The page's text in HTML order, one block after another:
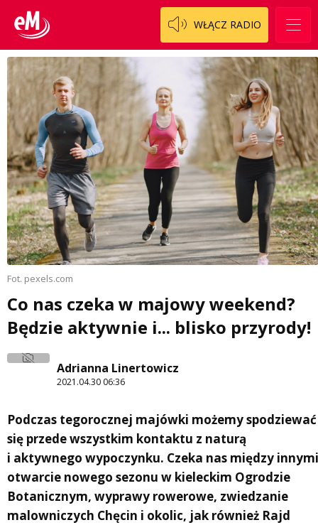
WŁĄCZ RADIO
Fot. pexels.com
Co nas czeka w majowy weekend?
Będzie aktywnie i... blisko przyrody!
Adrianna Linertowicz
2021.04.30 06:36
Podczas tegorocznej majówki możemy spodziewać
się przede wszystkim kontaktu z naturą
i aktywnego wypoczynku. Czeka nas między innymi
otwarcie nowego sezonu w kieleckim Ogrodzie
Botanicznym, wyprawy rowerowe, zwiedzanie
malowniczych Chęcin i okolic, jak również Rajd